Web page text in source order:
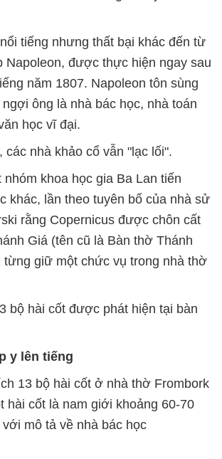
tiếng nhưng thất bại khác đến từ
Napoleon, được thực hiện ngay sau
năm 1807. Napoleon tôn sùng
ông là nhà bác học, nhà toán
học vĩ đại.
các nhà khảo cổ vẫn "lạc lối".
nhóm khoa học gia Ba Lan tiến
khác, lần theo tuyên bố của nhà sử
rằng Copernicus được chôn cất
Giá (tên cũ là Bàn thờ Thánh
từng giữ một chức vụ trong nhà thờ
bộ hài cốt được phát hiện tại bàn
y lên tiếng
13 bộ hài cốt ở nhà thờ Frombork
hài cốt là nam giới khoảng 60-70
mô tả về nhà bác học